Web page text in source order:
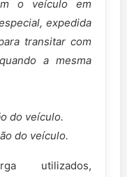
o veículo em
expedida
transitar com
a mesma
do veículo.
do veículo.
utilizados,